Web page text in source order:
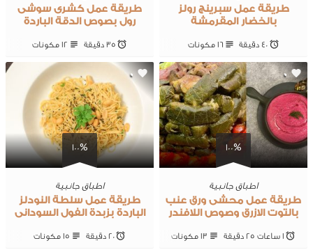
طريقة عمل سبرينج رولز
بالخضار المقرمشة
40 ‎دقيقة 16 ‎مكونات
طريقة عمل كشرى سوشى
رول بصوص الدقة الباردة
35 ‎دقيقة 12 ‎مكونات
100%
0
اطباق جانبية
طريقة عمل محشى ورق عنب
بالتوت الازرق وصوص اللافندر
1 ساعات 25 ‎دقيقة 13 ‎مكونات
100%
0
اطباق جانبية
طريقة عمل سلطة النودلز
الباردة بزبدة الفول السودانى
20 ‎دقيقة 15 ‎مكونات